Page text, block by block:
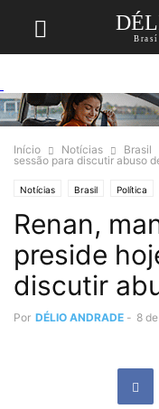
Início Notícias Brasil
sessão para discutir abuso
Notícias Brasil Política
Renan,
preside
discutir
Por DÉLIO ANDRADE - 8